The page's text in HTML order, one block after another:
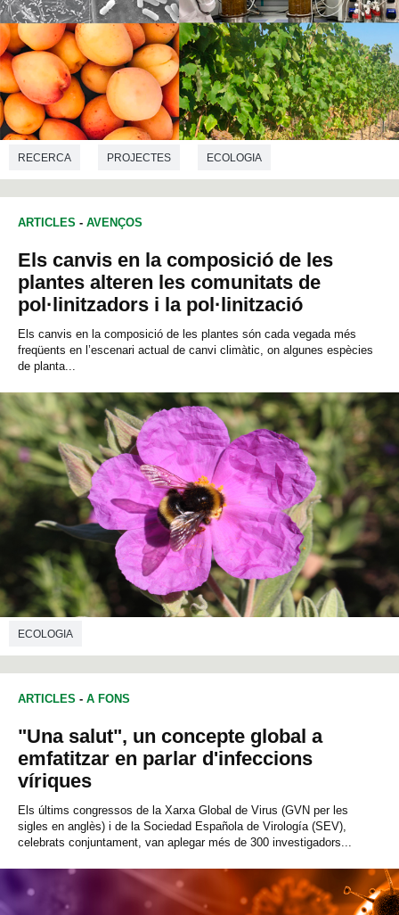
RECERCA PROJECTES ECOLOGIA
BIOTECNOLOGIA BIOLOGIA
ARTICLES - AVENÇOS
Els canvis en la composició de les
plantes alteren les comunitats de
pol·linitzadors i la pol·linització
Els canvis en la composició de les plantes són cada vegada més
freqüents en l’escenari actual de canvi climàtic, on algunes espècies
de planta...
ECOLOGIA
ARTICLES - A FONS
"Una salut", un concepte global a
emfatitzar en parlar d'infeccions
víriques
Els últims congressos de la Xarxa Global de Virus (GVN per les
sigles en anglès) i de la Sociedad Española de Virología (SEV),
celebrats conjuntament, van aplegar més de 300 investigadors...